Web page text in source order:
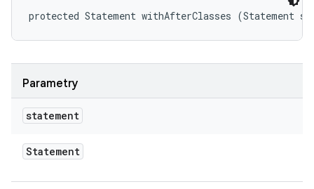
protected Statement withAfterClasses (Statement
Parametry
statement
Statement